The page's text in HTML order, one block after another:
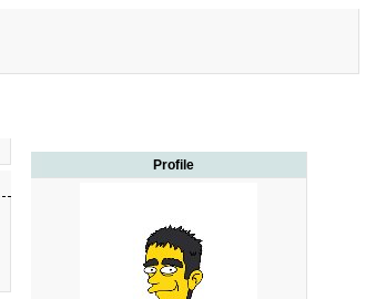
Profile